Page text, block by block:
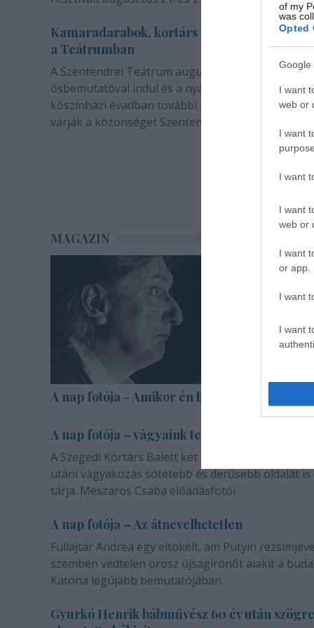
of my
was
Opted
Google
I want
web or
I want
I want
I want
web or
I want
or app.
I want
I want
Kamaradarabok, kortárs drámák,
a Teátrumban
A Szentendrei Teátrum augusztusban két
ősbemutatóval indul és a nyár végével sem zárul.
kőszínházi évadban további bemutatók és
várják a közönséget Szentendrén.
MAGAZIN
A nap fotója - Amikor én halott voltam
A nap fotója – vágyaink természetéről
A Szegedi Kortárs Balett két darabja a másik ember
utáni vágyakozás sötétebb és derűsebb oldalát is
tárja. Mészáros Csaba előadásfotói.
A nap fotója – Az átnevelhetetlen
Fullajtár Andrea egy eltökélt, ám Putyin
szemben védtelen orosz újságírónőt alakít a
Katona legújabb bemutatójában.
Gyurkó Henrik bábművész 60 év után szögre